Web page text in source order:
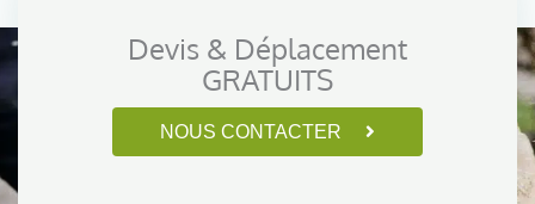
Devis & Déplacement
GRATUITS
NOUS CONTACTER